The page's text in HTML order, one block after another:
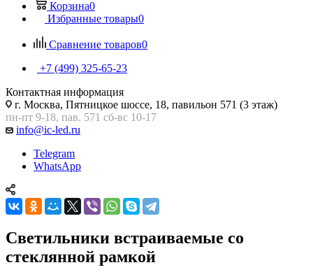
Корзина0
Избранные товары0
Сравнение товаров0
+7 (499) 325-65-23
Контактная информация
г. Москва, Пятницкое шоссе, 18, павильон 571 (3 этаж)
пн-пт 9-18, пав. 571 сб-вс 10-17
info@ic-led.ru
Telegram
WhatsApp
Светильники встраиваемые со
стеклянной рамкой